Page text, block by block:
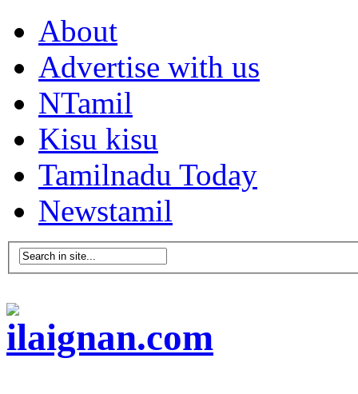
About
Advertise with us
NTamil
Kisu kisu
Tamilnadu Today
Newstamil